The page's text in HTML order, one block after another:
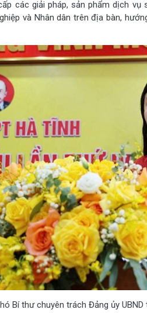
các giải pháp, sản phẩm dịch
và Nhân dân trên địa bàn,
Bí thư chuyên trách Đảng ủy